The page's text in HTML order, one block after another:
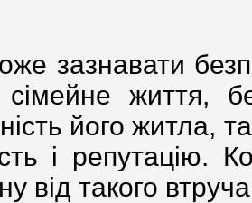
зазнавати
життя,
його житла,
і репутацію.
від такого